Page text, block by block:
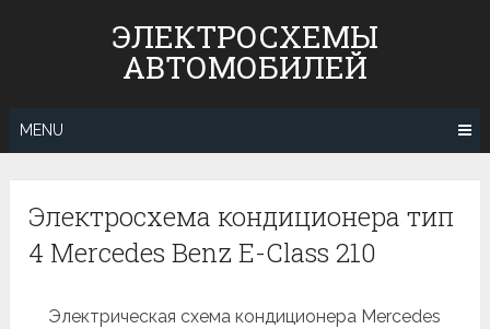
ЭЛЕКТРОСХЕМЫ
АВТОМОБИЛЕЙ
MENU
Электросхема кондиционера тип
4 Mercedes Benz E-Class 210
Электрическая схема кондиционера Mercedes